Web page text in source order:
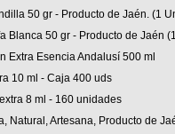
50 gr - Producto de Jaén. (1
Blanca 50 gr - Producto de Jaén
Extra Esencia Andalusí 500 ml
10 ml - Caja 400 uds
8 ml - 160 unidades
Natural, Artesana, Producto de